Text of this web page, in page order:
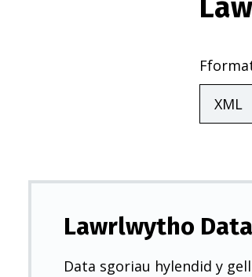
Lawrlwytho Data
Data sgoriau hylendid y